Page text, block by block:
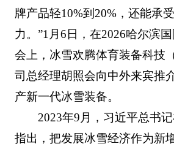
牌产品轻10%到20%，还能承
力。”1月6日，在2026哈尔滨
会上，冰雪欢腾体育装备科技
司总经理胡照会向中外来宾推
产新一代冰雪装备。
2023年9月，习近平总书
指出，把发展冰雪经济作为新